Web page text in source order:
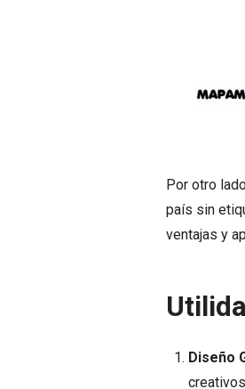
Por otro
país sin
ventajas y
Diseño